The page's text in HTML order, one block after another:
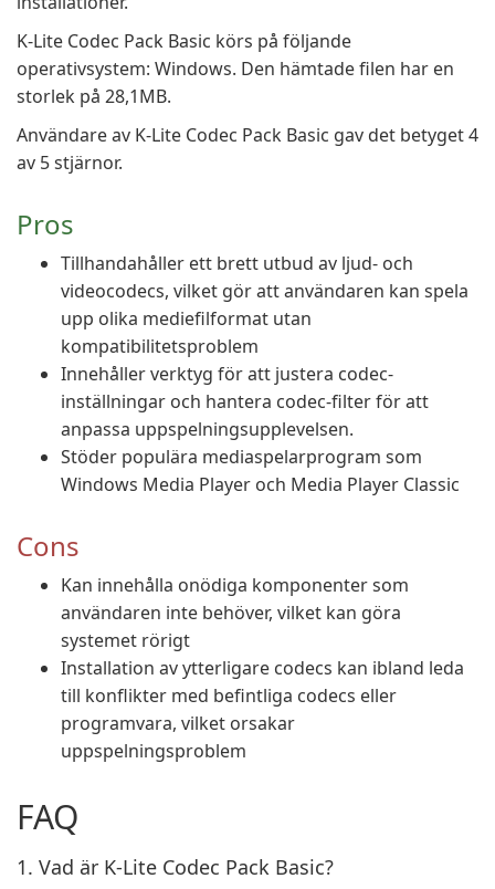
K-Lite Codec Pack Basic körs på följande
operativsystem: Windows. Den hämtade filen har en
storlek på 28,1MB.
Användare av K-Lite Codec Pack Basic gav det betyget 4
av 5 stjärnor.
Pros
Tillhandahåller ett brett utbud av ljud- och
videocodecs, vilket gör att användaren kan spela
upp olika mediefilformat utan
kompatibilitetsproblem
Innehåller verktyg för att justera codec-
inställningar och hantera codec-filter för att
anpassa uppspelningsupplevelsen.
Stöder populära mediaspelarprogram som
Windows Media Player och Media Player Classic
Cons
Kan innehålla onödiga komponenter som
användaren inte behöver, vilket kan göra
systemet rörigt
Installation av ytterligare codecs kan ibland leda
till konflikter med befintliga codecs eller
programvara, vilket orsakar
uppspelningsproblem
FAQ
1. Vad är K-Lite Codec Pack Basic?